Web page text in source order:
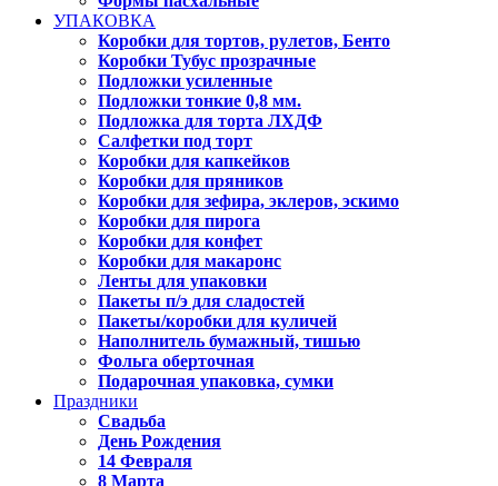
УПАКОВКА
Коробки для тортов, рулетов, Бенто
Коробки Тубус прозрачные
Подложки усиленные
Подложки тонкие 0,8 мм.
Подложка для торта ЛХДФ
Салфетки под торт
Коробки для капкейков
Коробки для пряников
Коробки для зефира, эклеров, эскимо
Коробки для пирога
Коробки для конфет
Коробки для макаронс
Ленты для упаковки
Пакеты п/э для сладостей
Пакеты/коробки для куличей
Наполнитель бумажный, тишью
Фольга оберточная
Подарочная упаковка, сумки
Праздники
Свадьба
День Рождения
14 Февраля
8 Марта